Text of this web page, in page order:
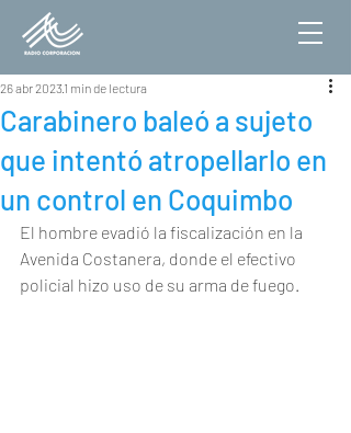
Carabinero baleó a sujeto
que intentó atropellarlo en
un control en Coquimbo
26 abr 2023 1 min de lectura
El hombre evadió la fiscalización en la
Avenida Costanera, donde el efectivo
policial hizo uso de su arma de fuego.